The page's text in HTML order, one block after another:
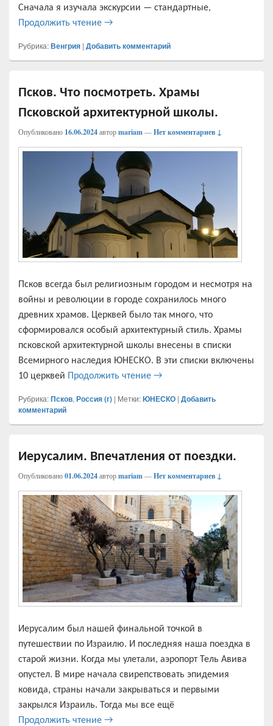
Сначала я изучала экскурсии — стандартные,
Продолжить чтение Эстергом. Вверх по Дунаю. Вид на
→
Рубрика:Венгрия | Добавить комментарий
Псков. Что посмотреть. Храмы
Псковской архитектурной школы.
Опубликовано 16.06.2024авторmariam—Нет комментариев ↓
Псков всегда был религиозным городом и несмотря на
войны и революции в городе сохранилось много
древних храмов. Церквей было так много, что
сформировался особый архитектурный стиль. Храмы
псковской архитектурной школы внесены в списки
Всемирного наследия ЮНЕСКО. В эти списки включены
10 церквей Продолжить чтение Псков. Что посмотреть.
→
Рубрика:Псков, Россия (г) | Метки:ЮНЕСКО | Добавить
комментарий
Иерусалим. Впечатления от поездки.
Опубликовано01.06.2024авторmariam—Нет комментариев ↓
Иерусалим был нашей финальной точкой в
путешествии по Израилю. И последняя наша поездка в
старой жизни. Когда мы улетали, аэропорт Тель Авива
опустел. В мире начала свирепствовать эпидемия
ковида, страны начали закрываться и первыми
закрылся Израиль. Тогда мы все ещё
Продолжить чтение Иерусалим. Впечатления от поездки.
→